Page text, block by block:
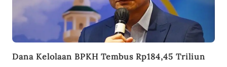
Dana Kelolaan BPKH Tembus Rp184,45 Triliun